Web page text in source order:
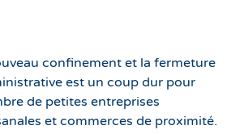
confinement et la fermeture
est un coup dur pour
de petites entreprises
et commerces de proximité.